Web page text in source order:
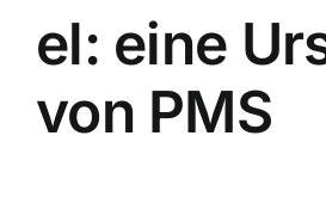
el: eine
von PMS